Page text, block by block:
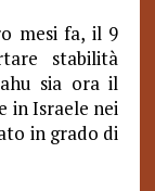
mesi fa, il 9
stabilità
sia ora il
in Israele nei
in grado di